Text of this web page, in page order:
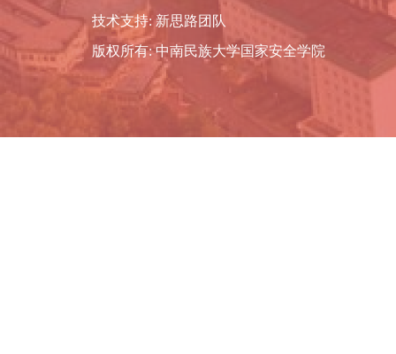
技术支持: 新思路团队
版权所有: 中南民族大学国家安全学院